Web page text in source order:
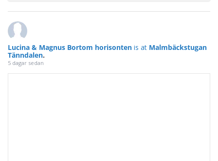
Lucina & Magnus Bortom horisonten is at Malmbäckstugan
Tänndalen.
5 dagar sedan